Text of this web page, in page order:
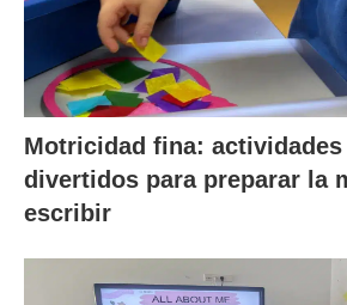
Motricidad fina:
divertidos para preparar la
escribir